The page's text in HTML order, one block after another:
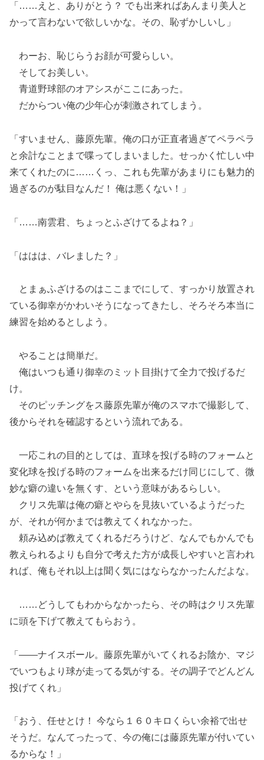
「……えと、ありがとう？ でも出来ればあんまり美人と
かって言わないで欲しいかな。その、恥ずかしいし」
わーお、恥じらうお顔が可愛らしい。
そしてお美しい。
青道野球部のオアシスがここにあった。
だからつい俺の少年心が刺激されてしまう。
「すいません、藤原先輩。俺の口が正直者過ぎてペラペラ
と余計なことまで喋ってしまいました。せっかく忙しい中
来てくれたのに……くっ、これも先輩があまりにも魅力的
過ぎるのが駄目なんだ！ 俺は悪くない！」
「……南雲君、ちょっとふざけてるよね？」
「ははは、バレました？」
とまぁふざけるのはここまでにして、すっかり放置され
ている御幸がかわいそうになってきたし、そろそろ本当に
練習を始めるとしよう。
やることは簡単だ。
俺はいつも通り御幸のミット目掛けて全力で投げるだ
け。
そのピッチングをス藤原先輩が俺のスマホで撮影して、
後からそれを確認するという流れである。
一応これの目的としては、直球を投げる時のフォームと
変化球を投げる時のフォームを出来るだけ同じにして、微
妙な癖の違いを無くす、という意味があるらしい。
クリス先輩は俺の癖とやらを見抜いているようだった
が、それが何かまでは教えてくれなかった。
頼み込めば教えてくれるだろうけど、なんでもかんでも
教えられるよりも自分で考えた方が成長しやすいと言われ
れば、俺もそれ以上は聞く気にはならなかったんだよな。
……どうしてもわからなかったら、その時はクリス先輩
に頭を下げて教えてもらおう。
「――ナイスボール。藤原先輩がいてくれるお陰か、マジ
でいつもより球が走ってる気がする。その調子でどんどん
投げてくれ」
「おう、任せとけ！ 今なら１６０キロくらい余裕で出せ
そうだ。なんてったって、今の俺には藤原先輩が付いてい
るからな！」